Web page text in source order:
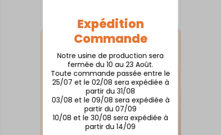
Expédition
Commande
Notre usine de production sera
fermée du 10 au 23 Août.
Toute commande passée entre le
25/07 et le 02/08 sera expédiée à
partir du 31/08
03/08 et le 09/08 sera expédiée à
partir du 07/09
10/08 et le 30/08 sera expédiée à
partir du 14/09
€